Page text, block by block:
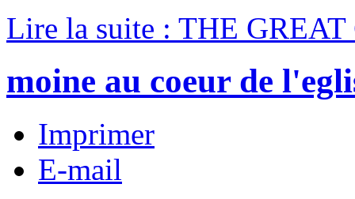
Lire la suite : THE
moine au coeur de
Imprimer
E-mail